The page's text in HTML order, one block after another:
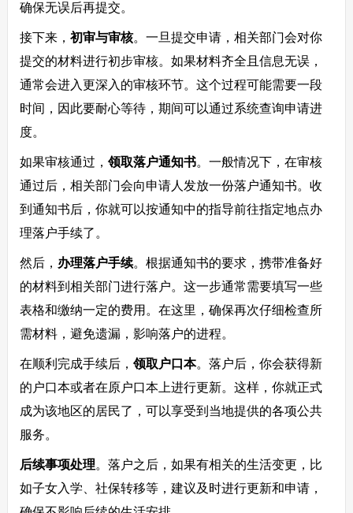
确保无误后再提交。
接下来， 初审与审核。一旦提交申请，相关部门会对你
提交的材料进行初步审核。如果材料齐全且信息无误，
通常会进入更深入的审核环节。这个过程可能需要一段
时间，因此要耐心等待，期间可以通过系统查询申请进
度。
如果审核通过， 领取落户通知书。一般情况下，在审核
通过后，相关部门会向申请人发放一份落户通知书。收
到通知书后，你就可以按通知中的指导前往指定地点办
理落户手续了。
然后， 办理落户手续。根据通知书的要求，携带准备好
的材料到相关部门进行落户。这一步通常需要填写一些
表格和缴纳一定的费用。在这里，确保再次仔细检查所
需材料，避免遗漏，影响落户的进程。
在顺利完成手续后， 领取户口本。落户后，你会获得新
的户口本或者在原户口本上进行更新。这样，你就正式
成为该地区的居民了，可以享受到当地提供的各项公共
服务。
后续事项处理。落户之后，如果有相关的生活变更，比
如子女入学、社保转移等，建议及时进行更新和申请，